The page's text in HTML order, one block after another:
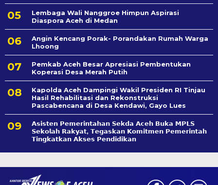
Lembaga Wali Nanggroe Himpun Aspirasi
Diaspora Aceh di Medan
Angin Kencang Porak- Porandakan Rumah Warga
Lhoong
Pemkab Aceh Besar Apresiasi Pembentukan
Koperasi Desa Merah Putih
Kapolda Aceh Dampingi Wakil Presiden RI Tinjau
Hasil Rehabilitasi dan Rekonstruksi
Pascabencana di Desa Kendawi, Gayo Lues
𝗔𝘀𝗶𝘀𝘁𝗲𝗻 𝗣𝗲𝗺𝗲𝗿𝗶𝗻𝘁𝗮𝗵𝗮𝗻 𝗦𝗲k𝗱𝗮 𝗔𝗰𝗲𝗵 𝗕𝘂𝗸𝗮 𝗠𝗣𝗟𝗦
𝗦𝗲𝗸𝗼𝗹𝗮𝗵 𝗥𝗮𝗸𝘆𝗮𝘁, 𝗧𝗲𝗴𝗮𝘀𝗸𝗮𝗻 𝗞𝗼𝗺𝗶𝘁𝗺𝗲𝗻 𝗣𝗲𝗺𝗲𝗿𝗶𝗻𝘁𝗮𝗵
𝗧𝗶𝗻𝗴𝗸𝗮𝘁𝗸𝗮𝗻 𝗔𝗸𝘀𝗲𝘀 𝗣𝗲𝗻𝗱𝗶𝗱𝗶𝗸𝗮𝗻